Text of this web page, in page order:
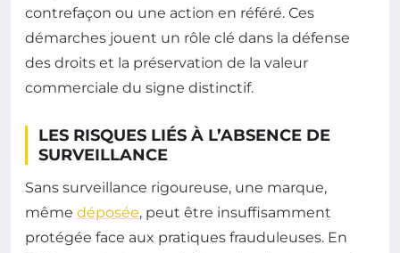
contrefaçon ou une action en référé. Ces
démarches jouent un rôle clé dans la défense
des droits et la préservation de la valeur
commerciale du signe distinctif.
LES RISQUES LIÉS À L’ABSENCE DE
SURVEILLANCE
Sans surveillance rigoureuse, une marque,
même déposée, peut être insuffisamment
protégée face aux pratiques frauduleuses. En